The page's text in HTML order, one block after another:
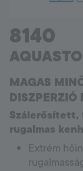
8140
MAGAS
DISZPERZIÓ
Szálerősített,
rugalmas
Extrém